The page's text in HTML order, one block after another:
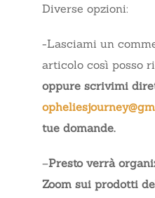
Diverse opzioni:
-Lasciami un
articolo così posso
oppure scrivimi
tue domande.
–Presto verrà
Zoom sui prodotti